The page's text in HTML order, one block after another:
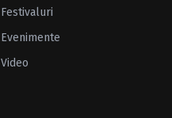
Festivaluri
Evenimente
Video